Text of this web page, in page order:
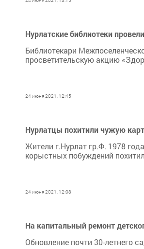
Нурлатские библиотеки
​​​​​​​Библиотекари
просветительскую акцию
24 июня 2021, 12:45
Нурлатцы похитили чужую
Жители г.Нурлат гр.Ф. 1978
корыстных побуждений
24 июня 2021, 12:08
На капитальный ремонт
Обновление почти 30-летнего